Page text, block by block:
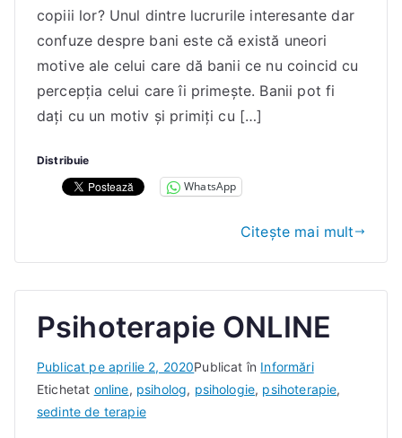
D
a
E
l
copiii lor? Unul dintre lucrurile interesante dar
confuze despre bani este că există uneori
motive ale celui care dă banii ce nu coincid cu
percepția celui care îi primește. Banii pot fi
dați cu un motiv și primiți cu […]
Distribuie
WhatsApp
Citește mai mult
Psihoterapie ONLINE
D
e
I
Publicat pe aprilie 2, 2020Publicat în Informări
Etichetat online, psiholog, psihologie, psihoterapie,
sedinte de terapie